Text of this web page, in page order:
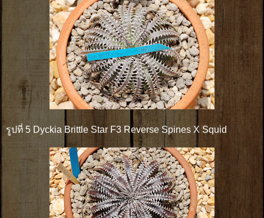
รูปที่ 5 Dyckia Brittle Star F3 Reverse Spines X Squid